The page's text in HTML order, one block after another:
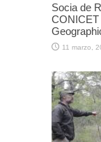
Socia de
CONICET
11 marzo,